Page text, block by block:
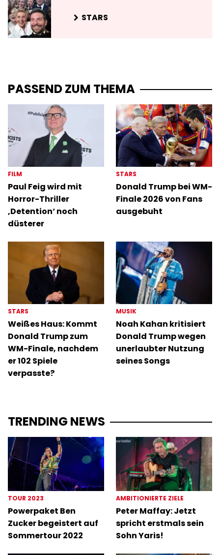
STARS
PASSEND ZUM THEMA
FILM
Paul Feig wird mit
Horror-Thriller
‚Detention‘ noch
düsterer
STARS
Donald Trump bei WM-
Finale 2026 von Fans
ausgebuht
STARS
Weißes Haus: Kommt
Donald Trump zum
WM-Finale, nachdem
er 102 Spiele
verpasste?
MUSIK
Noah Kahan kritisiert
Donald Trump wegen
unerlaubter Nutzung
seines Songs
TRENDING NEWS
TOUR 2023
Powerpaket Ben
Zucker begeistert auf
Sommertour 2022
AMBITIONIERTE ZIELE
Peter Maffay: Jetzt
spricht erstmals sein
Sohn Yaris!